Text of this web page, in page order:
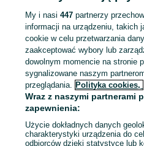
KATEGORIA
279568189
My i nasi447 partnerzy
informacji na urządzeniu, takich
cookie w celu przetwarzania
zaakceptować wybory lub
dowolnym momencie na stronie
sygnalizowane naszym
przeglądania. Polityka cookies,
Wraz z naszymi partnerami
zapewnienia:
Użycie dokładnych danych
charakterystyki urządzenia do
odbiorców dzięki statystyce lub